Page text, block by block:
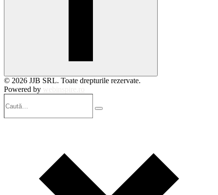
© 2026 JJB SRL. Toate drepturile rezervate.
Powered by
Search